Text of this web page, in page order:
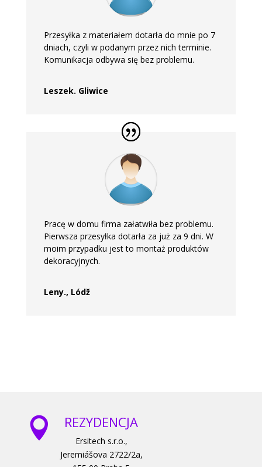
Przesyłka z materiałem dotarła do mnie po 7
dniach, czyli w podanym przez nich terminie.
Komunikacja odbywa się bez problemu.
Leszek. Gliwice
Pracę w domu firma załatwiła bez problemu.
Pierwsza przesyłka dotarła za już za 9 dni. W
moim przypadku jest to montaż produktów
dekoracyjnych.
Leny., Lódž
 REZYDENCJA
Ersitech s.r.o.,
Jeremiášova 2722/2a,